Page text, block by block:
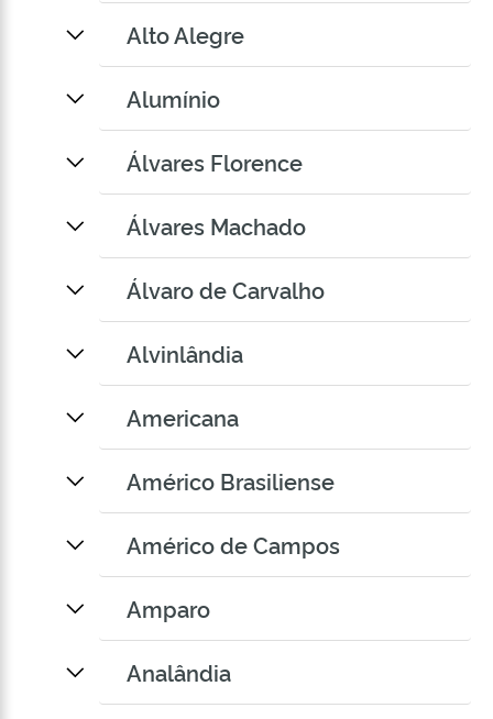
Alto Alegre
Alumínio
Álvares Florence
Álvares Machado
Álvaro de Carvalho
Alvinlândia
Americana
Américo Brasiliense
Américo de Campos
Amparo
Analândia